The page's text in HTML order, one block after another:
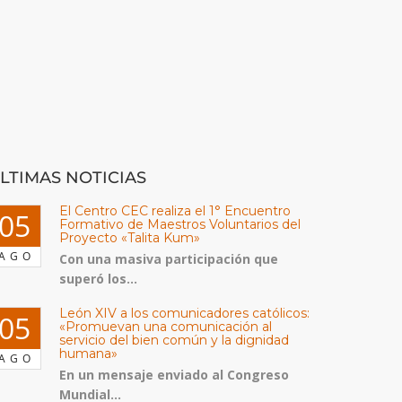
NOTICIAS
El Centro CEC realiza el 1° Encuentro
Formativo de Maestros Voluntarios del
Proyecto «Talita Kum»
Con una masiva participación que
superó los...
León XIV a los comunicadores católicos:
«Promuevan una comunicación al
servicio del bien común y la dignidad
humana»
En un mensaje enviado al Congreso
Mundial...